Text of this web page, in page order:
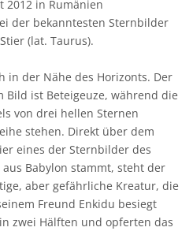
2012 in Rumänien
der bekanntesten Sternbilder
(lat. Taurus).
in der Nähe des Horizonts. Der
Bild ist Beteigeuze, während die
von drei hellen Sternen
stehen. Direkt über dem
eines der Sternbilder des
Babylon stammt, steht der
aber gefährliche Kreatur, die
Freund Enkidu besiegt
zwei Hälften und opferten das